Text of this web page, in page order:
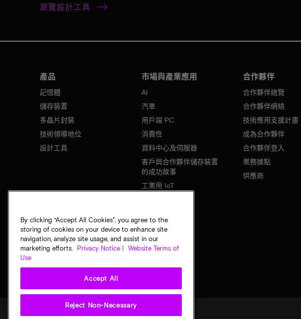
瀏覽設計工具
產品
記憶體
儲存裝置
多晶片封裝
技術領導地位
設計工具
市場與產業應用
AI
汽車
用戶端 PC
消費性
資料中心及伺服器
客戶與合作夥伴儲存裝置
的成功故事
工業用 IoT
合作夥伴
合作夥伴總覽
合作夥伴網絡
技術應用支援計畫
成為合作夥伴
合作夥伴登入
業務據點
供應商
By clicking “Accept All Cookies”, you agree to the
storing of cookies on your device to enhance site
navigation, analyze site usage, and assist in our
marketing efforts.
Privacy Notice |
Website Terms of
Use
Accept All
Reject Non-Necessary